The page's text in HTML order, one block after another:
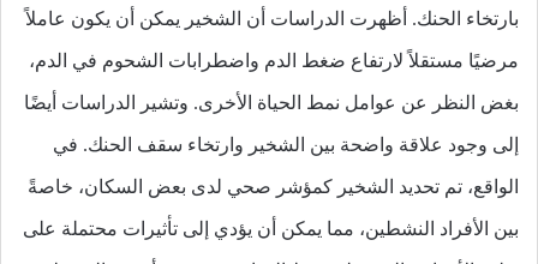
بارتخاء الحنك. أظهرت الدراسات أن الشخير يمكن أن يكون عاملاً
مرضيًا مستقلاً لارتفاع ضغط الدم واضطرابات الشحوم في الدم،
بغض النظر عن عوامل نمط الحياة الأخرى. وتشير الدراسات أيضًا
إلى وجود علاقة واضحة بين الشخير وارتخاء سقف الحنك. في
الواقع، تم تحديد الشخير كمؤشر صحي لدى بعض السكان، خاصةً
بين الأفراد النشطين، مما يمكن أن يؤدي إلى تأثيرات محتملة على